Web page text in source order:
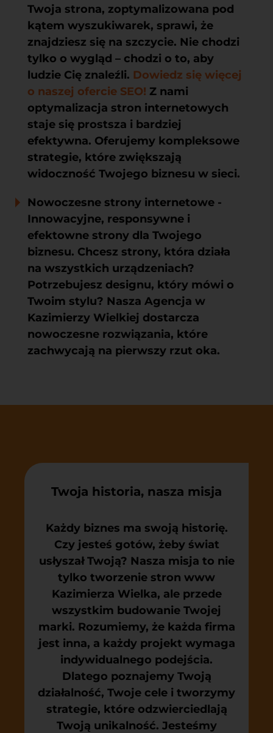
Twoja strona, zoptymalizowana pod
kątem wyszukiwarek, sprawi, że
znajdziesz się na szczycie. Nie chodzi
tylko o wygląd – chodzi o to, aby
ludzie Cię znaleźli. Dowiedz się więcej
o naszej ofercie SEO! Z nami
optymalizacja stron internetowych
staje się prostsza i bardziej
efektywna. Oferujemy kompleksowe
strategie, które zwiększają
widoczność Twojego biznesu w sieci.
Nowoczesne strony internetowe -
Innowacyjne, responsywne i
efektowne strony dla Twojego
biznesu. Chcesz strony, która działa
na wszystkich urządzeniach?
Potrzebujesz designu, który mówi o
Twoim stylu? Nasza Agencja w
Kazimierzy Wielkiej dostarcza
nowoczesne rozwiązania, które
zachwycają na pierwszy rzut oka.
Twoja historia, nasza misja
Każdy biznes ma swoją historię.
Czy jesteś gotów, żeby świat
usłyszał Twoją? Nasza misja to nie
tylko tworzenie stron www
Kazimierza Wielka, ale przede
wszystkim budowanie Twojej
marki. Rozumiemy, że każda firma
jest inna, a każdy projekt wymaga
indywidualnego podejścia.
Dlatego poznajemy Twoją
działalność, Twoje cele i tworzymy
strategie, które odzwierciedlają
Twoją unikalność. Jesteśmy